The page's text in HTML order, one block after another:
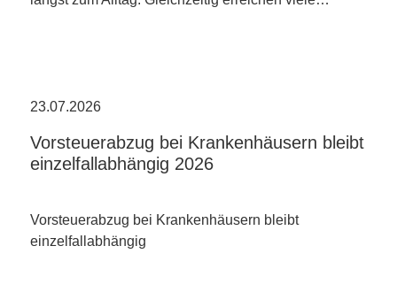
23.07.2026
Vorsteuerabzug bei Krankenhäusern bleibt
einzelfallabhängig 2026
Vorsteuerabzug bei Krankenhäusern bleibt
einzelfallabhängig